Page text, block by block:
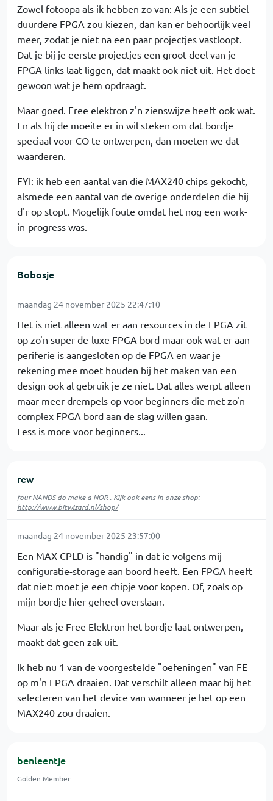
Zowel fotoopa als ik hebben zo van: Als je een subtiel
duurdere FPGA zou kiezen, dan kan er behoorlijk veel
meer, zodat je niet na een paar projectjes vastloopt.
Dat je bij je eerste projectjes een groot deel van je
FPGA links laat liggen, dat maakt ook niet uit. Het doet
gewoon wat je hem opdraagt.
Maar goed. Free elektron z'n zienswijze heeft ook wat.
En als hij de moeite er in wil steken om dat bordje
speciaal voor CO te ontwerpen, dan moeten we dat
waarderen.
FYI: ik heb een aantal van die MAX240 chips gekocht,
alsmede een aantal van de overige onderdelen die hij
d'r op stopt. Mogelijk foute omdat het nog een work-
in-progress was.
Bobosje
maandag 24 november 2025 22:47:10
Het is niet alleen wat er aan resources in de FPGA zit
op zo'n super-de-luxe FPGA bord maar ook wat er aan
periferie is aangesloten op de FPGA en waar je
rekening mee moet houden bij het maken van een
design ook al gebruik je ze niet. Dat alles werpt alleen
maar meer drempels op voor beginners die met zo'n
complex FPGA bord aan de slag willen gaan.
Less is more voor beginners...
rew
four NANDS do make a NOR . Kijk ook eens in onze shop:
http://www.bitwizard.nl/shop/
maandag 24 november 2025 23:57:00
Een MAX CPLD is "handig" in dat ie volgens mij
configuratie-storage aan boord heeft. Een FPGA heeft
dat niet: moet je een chipje voor kopen. Of, zoals op
mijn bordje hier geheel overslaan.
Maar als je Free Elektron het bordje laat ontwerpen,
maakt dat geen zak uit.
Ik heb nu 1 van de voorgestelde "oefeningen" van FE
op m'n FPGA draaien. Dat verschilt alleen maar bij het
selecteren van het device van wanneer je het op een
MAX240 zou draaien.
benleentje
Golden Member